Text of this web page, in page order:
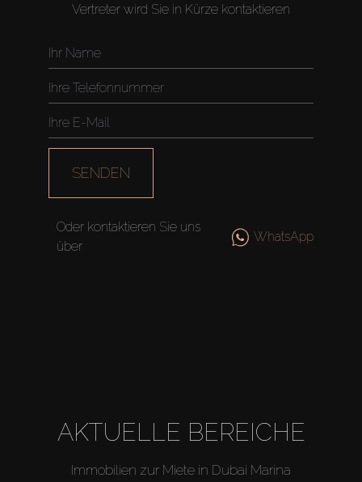
Vertreter wird Sie in Kürze kontaktieren
SENDEN
Oder kontaktieren Sie uns
über
WhatsApp
AKTUELLE BEREICHE
Immobilien zur Miete in Dubai Marina